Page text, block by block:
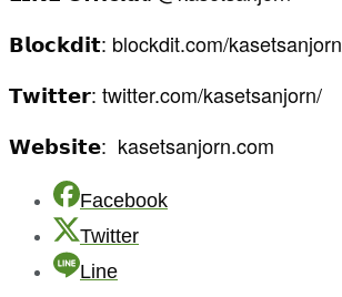
𝗕𝗹𝗼𝗰𝗸𝗱𝗶𝘁: blockdit.com/
𝗧𝘄𝗶𝘁𝘁𝗲𝗿: twitter.com/kasetsanjorn/
𝗪𝗲𝗯𝘀𝗶𝘁𝗲: kasetsanjorn.com
Facebook
Twitter
Line